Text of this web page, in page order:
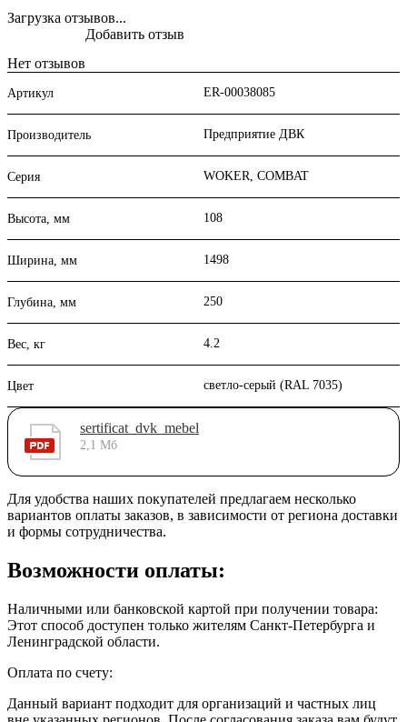
Загрузка отзывов...
Нет отзывов
Добавить отзыв
Артикул ER-00038085
Производитель Предприятие ДВК
Серия WOKER, COMBAT
Высота, мм 108
Ширина, мм 1498
Глубина, мм 250
Вес, кг 4.2
Цвет светло-серый (RAL 7035)
sertificat_dvk_mebel
2,1 Мб
Для удобства наших покупателей предлагаем несколько
вариантов оплаты заказов, в зависимости от региона доставки
и формы сотрудничества.
Возможности оплаты:
Наличными или банковской картой при получении товара:
Этот способ доступен только жителям Санкт-Петербурга и
Ленинградской области.
Оплата по счету:
Данный вариант подходит для организаций и частных лиц